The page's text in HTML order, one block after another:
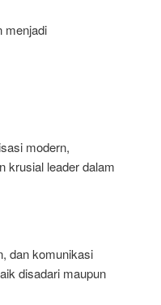
menjadi
modern,
krusial leader dalam
dan komunikasi
disadari maupun